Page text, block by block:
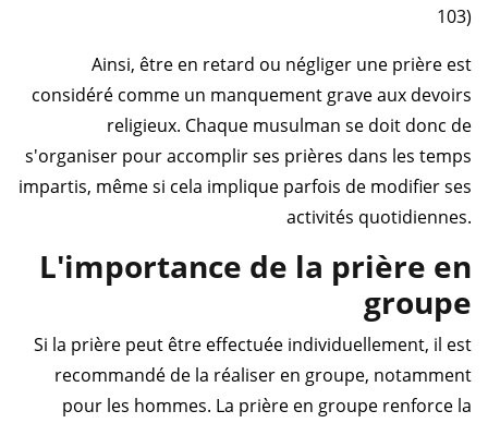
103)
Ainsi, être en retard ou négliger une prière est
considéré comme un manquement grave aux devoirs
religieux. Chaque musulman se doit donc de
s'organiser pour accomplir ses prières dans les temps
impartis, même si cela implique parfois de modifier ses
activités quotidiennes.
L'importance de la prière en
groupe
Si la prière peut être effectuée individuellement, il est
recommandé de la réaliser en groupe, notamment
pour les hommes. La prière en groupe renforce la